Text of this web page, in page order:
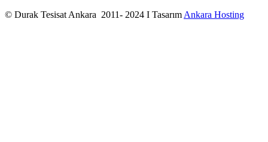
© Durak Tesisat Ankara 2011- 2024 I Tasarım Ankara Hosting